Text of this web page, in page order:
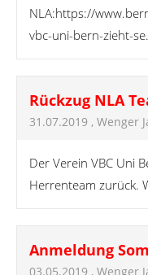
NLA:https://
vbc-uni-bern-zieht-
Rückzug NLA
31.07.2019 , Wenger
Der Verein VBC Uni
Herrenteam zurück.
Anmeldung
03.05.2019 , Wenger